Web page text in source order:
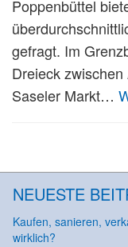
Poppenbüttel
gefragt. Im
Dreieck
Saseler Markt…
NEUESTE
Kaufen, sanieren,
wirklich?